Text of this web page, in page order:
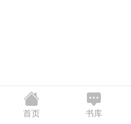
首页 书库